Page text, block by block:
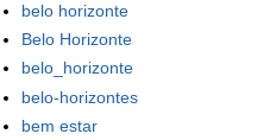
belo horizonte
Belo Horizonte
belo_horizonte
belo-horizontes
bem estar